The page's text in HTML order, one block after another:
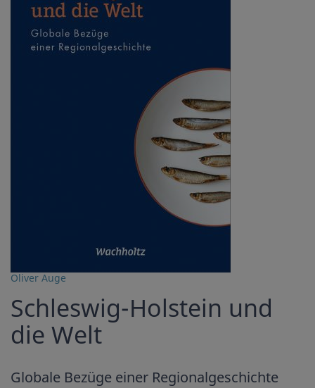
Oliver Auge
Schleswig-Holstein und
die Welt
Globale Bezüge einer Regionalgeschichte